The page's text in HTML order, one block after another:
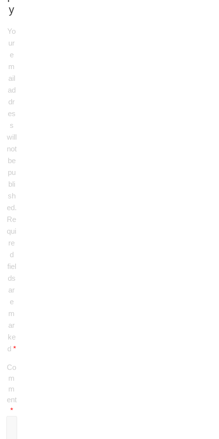
y
Yo
ur
e
m
ail
ad
dr
es
s
will
not
be
pu
bli
sh
ed.
Re
qui
re
d
fiel
ds
ar
e
m
ar
ke
d *
Co
m
m
ent
*